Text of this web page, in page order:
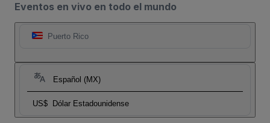
Eventos en vivo en todo el mundo
Puerto Rico
Español (MX)
US$ Dólar Estadounidense